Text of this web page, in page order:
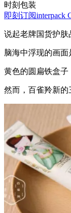
时刻包装
即刻订阅interpack
说起老牌国货护肤
脑海中浮现的画面
黄色的圆扁铁盒子
然而，百雀羚新的